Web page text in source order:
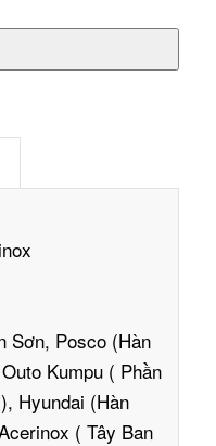
Sơn, Posco (Hàn
Kumpu ( Phần
Hyundai (Hàn
( Tây Ban